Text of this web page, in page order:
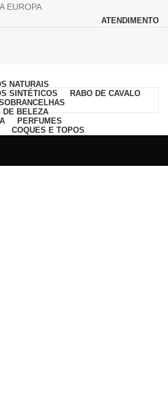
EUROPA
ATENDIMENTO
NATURAIS
SINTÉTICOS
RABO DE CAVALO
DE BELEZA
PERFUMES
COQUES E TOPOS